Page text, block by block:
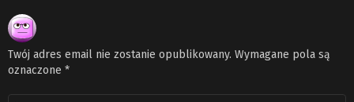
Twój adres email nie zostanie opublikowany. Wymagane pola są
oznaczone *